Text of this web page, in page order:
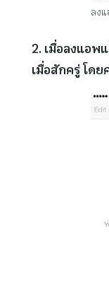
ลงแ
2. เมื่อลงแอพ
เมื่อสักครู่ โดย